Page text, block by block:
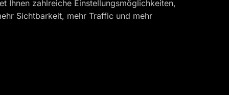
Ihnen zahlreiche Einstellungsmöglichkeiten,
Sichtbarkeit, mehr Traffic und mehr